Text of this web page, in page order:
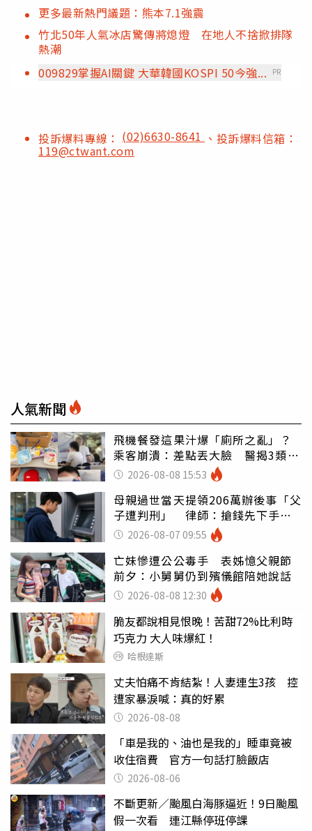
更多最新熱門議題：熊本7.1強震
竹北50年人氣冰店驚傳將熄燈 在地人不捨掀排隊
熱潮
009829掌握AI關鍵 大華韓國KOSPI 50今強...
PR
投訴爆料專線： (02)6630-8641 、投訴爆料信箱：
119@ctwant.com
人氣新聞
飛機餐發這果汁爆「廁所之亂」？
乘客崩潰：差點丟大臉 醫揭3類人
別亂喝
2026-08-08 15:53
母親過世當天提領206萬辦後事「父
子遭判刑」 律師：搶錢先下手是
罪 2026-08-07 09:55
亡妹慘遭公公毒手 表姊憶父親節
前夕：小舅舅仍到殯儀館陪她說話
2026-08-08 12:30
脆友都說相見恨晚！苦甜72%比利時
巧克力 大人味爆紅！
哈根達斯
丈夫怕痛不肯結紮！人妻連生3孩 控
遭家暴淚喊：真的好累
2026-08-08
「車是我的、油也是我的」睡車竟被
收住宿費 官方一句話打臉飯店
2026-08-06
不斷更新／颱風白海豚逼近！9日颱風
假一次看 連江縣停班停課